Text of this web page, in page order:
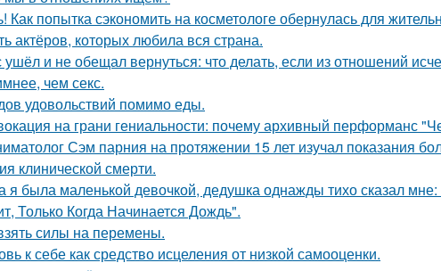
Как попытка сэкономить на косметологе обернулась для
актёров, которых любила вся страна.
ушёл и не обещал вернуться: что делать, если из отношений
чем секс.
удовольствий помимо еды.
на грани гениальности: почему архивный перформанс
Сэм парния на протяжении 15 лет изучал показания
клинической смерти.
я была маленькой девочкой, дедушка однажды тихо сказал
Только Когда Начинается Дождь".
силы на перемены.
к себе как средство исцеления от низкой самооценки.